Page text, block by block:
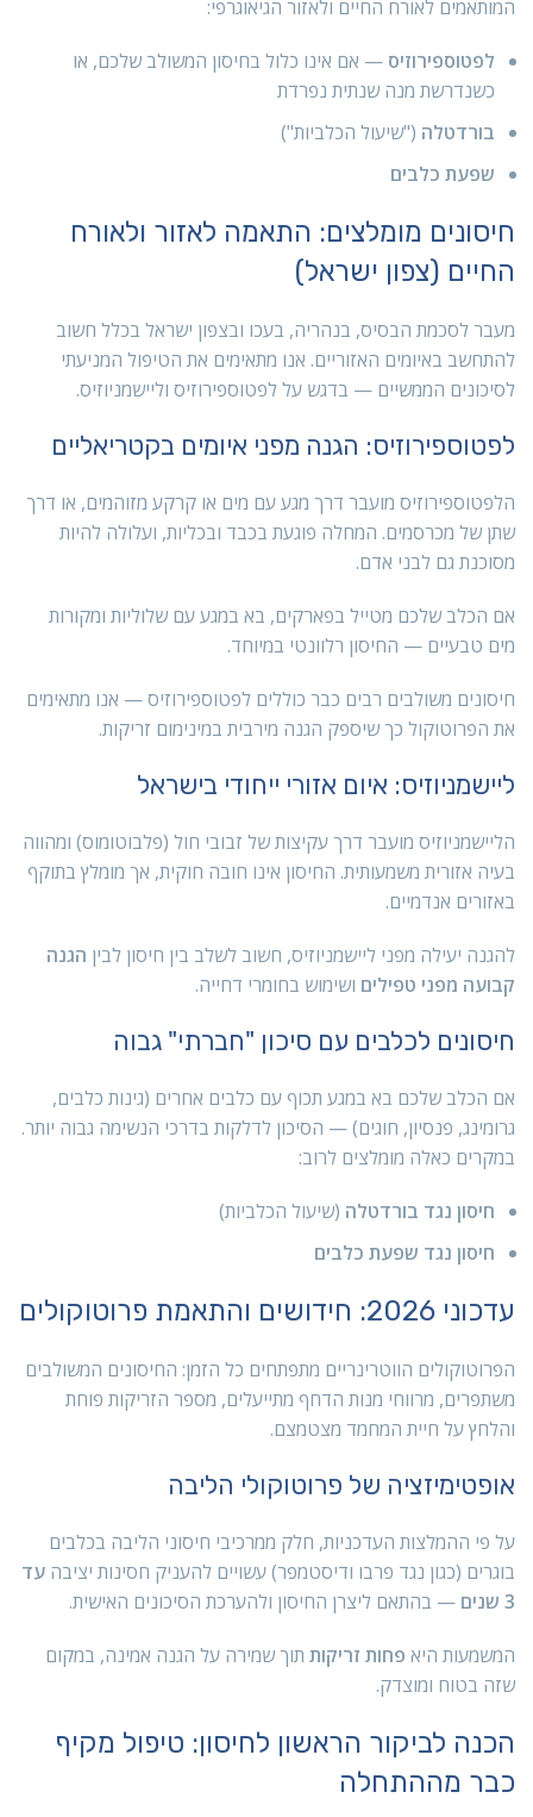
המותאמים לאורח החיים ולאזור הגיאוגרפי:
לפטוספירוזיס — אם אינו כלול בחיסון המשולב שלכם, או
כשנדרשת מנה שנתית נפרדת
בורדטלה ("שיעול הכלביות")
שפעת כלבים
חיסונים מומלצים: התאמה לאזור ולאורח
החיים (צפון ישראל)
מעבר לסכמת הבסיס, בנהריה, בעכו ובצפון ישראל בכלל חשוב
להתחשב באיומים האזוריים. אנו מתאימים את הטיפול המניעתי
לסיכונים הממשיים — בדגש על לפטוספירוזיס וליישמניוזיס.
לפטוספירוזיס: הגנה מפני איומים בקטריאליים
הלפטוספירוזיס מועבר דרך מגע עם מים או קרקע מזוהמים, או דרך
שתן של מכרסמים. המחלה פוגעת בכבד ובכליות, ועלולה להיות
מסוכנת גם לבני אדם.
אם הכלב שלכם מטייל בפארקים, בא במגע עם שלוליות ומקורות
מים טבעיים — החיסון רלוונטי במיוחד.
חיסונים משולבים רבים כבר כוללים לפטוספירוזיס — אנו מתאימים
את הפרוטוקול כך שיספק הגנה מירבית במינימום זריקות.
ליישמניוזיס: איום אזורי ייחודי בישראל
הליישמניוזיס מועבר דרך עקיצות של זבובי חול (פלבוטומוס) ומהווה
בעיה אזורית משמעותית. החיסון אינו חובה חוקית, אך מומלץ בתוקף
באזורים אנדמיים.
להגנה יעילה מפני ליישמניוזיס, חשוב לשלב בין חיסון לבין הגנה
קבועה מפני טפילים ושימוש בחומרי דחייה.
חיסונים לכלבים עם סיכון "חברתי" גבוה
אם הכלב שלכם בא במגע תכוף עם כלבים אחרים (גינות כלבים,
גרומינג, פנסיון, חוגים) — הסיכון לדלקות בדרכי הנשימה גבוה יותר.
במקרים כאלה מומלצים לרוב:
חיסון נגד בורדטלה (שיעול הכלביות)
חיסון נגד שפעת כלבים
עדכוני 2026: חידושים והתאמת פרוטוקולים
הפרוטוקולים הווטרינריים מתפתחים כל הזמן: החיסונים המשולבים
משתפרים, מרווחי מנות הדחף מתייעלים, מספר הזריקות פוחת
והלחץ על חיית המחמד מצטמצם.
אופטימיזציה של פרוטוקולי הליבה
על פי ההמלצות העדכניות, חלק ממרכיבי חיסוני הליבה בכלבים
בוגרים (כגון נגד פרבו ודיסטמפר) עשויים להעניק חסינות יציבה עד
3 שנים
— בהתאם ליצרן החיסון ולהערכת הסיכונים האישית.
המשמעות היא פחות זריקות תוך שמירה על הגנה אמינה, במקום
שזה בטוח ומוצדק.
הכנה לביקור הראשון לחיסון: טיפול מקיף
כבר מההתחלה